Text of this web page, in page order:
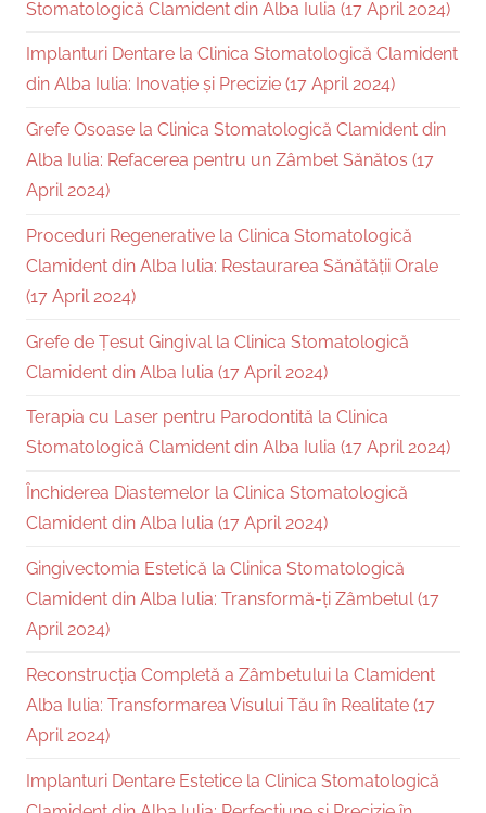
Stomatologică Clamident din Alba Iulia (17 April 2024)
Implanturi Dentare la Clinica Stomatologică Clamident
din Alba Iulia: Inovație și Precizie (17 April 2024)
Grefe Osoase la Clinica Stomatologică Clamident din
Alba Iulia: Refacerea pentru un Zâmbet Sănătos (17
April 2024)
Proceduri Regenerative la Clinica Stomatologică
Clamident din Alba Iulia: Restaurarea Sănătății Orale
(17 April 2024)
Grefe de Țesut Gingival la Clinica Stomatologică
Clamident din Alba Iulia (17 April 2024)
Terapia cu Laser pentru Parodontită la Clinica
Stomatologică Clamident din Alba Iulia (17 April 2024)
Închiderea Diastemelor la Clinica Stomatologică
Clamident din Alba Iulia (17 April 2024)
Gingivectomia Estetică la Clinica Stomatologică
Clamident din Alba Iulia: Transformă-ți Zâmbetul (17
April 2024)
Reconstrucția Completă a Zâmbetului la Clamident
Alba Iulia: Transformarea Visului Tău în Realitate (17
April 2024)
Implanturi Dentare Estetice la Clinica Stomatologică